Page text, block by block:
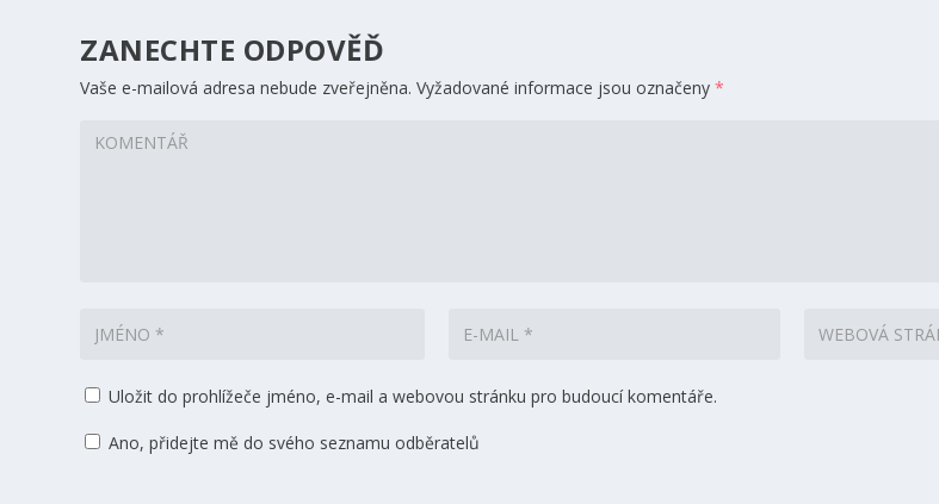
ZANECHTE ODPOVĚĎ
Vaše e-mailová adresa nebude zveřejněna. Vyžadované informace jsou označeny*
Uložit do prohlížeče jméno, e-mail a webovou stránku pro budoucí komentáře.
Ano, přidejte mě do svého seznamu odběratelů